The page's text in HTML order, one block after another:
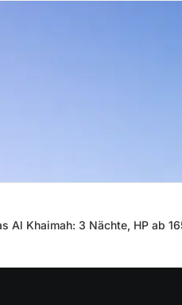
Al Khaimah: 3 Nächte, HP ab